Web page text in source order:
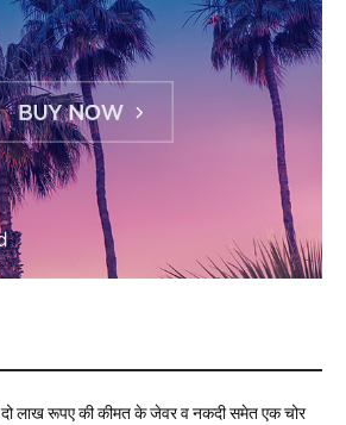
दो लाख रूपए की कीमत के जेवर व नकदी समेत एक चोर